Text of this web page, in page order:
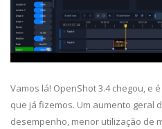
Vamos lá! OpenShot 3.4 chegou, e
que já fizemos. Um aumento geral
desempenho, menor utilização de